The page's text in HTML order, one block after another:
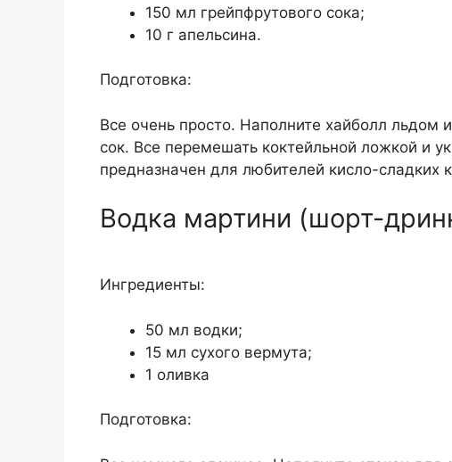
150 мл грейпфрутового сока;
10 г апельсина.
Подготовка:
Все очень просто. Наполните хайболл льдом
сок. Все перемешать коктейльной ложкой и
предназначен для любителей кисло-сладких
Водка мартини (шорт-
Ингредиенты:
50 мл водки;
15 мл сухого вермута;
1 оливка
Подготовка: